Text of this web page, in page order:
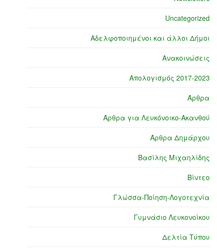
Uncategorized
Αδελφοποιημένοι και άλλοι Δήμοι
Ανακοινώσεις
Απολογισμός 2017-2023
Άρθρα
Άρθρα για Λευκόνοικο-Ακανθού
Άρθρα Δημάρχου
Βασίλης Μιχαηλίδης
Βίντεο
Γλώσσα-Ποίηση-Λογοτεχνία
Γυμνάσιο Λευκονοίκου
Δελτία Τύπου